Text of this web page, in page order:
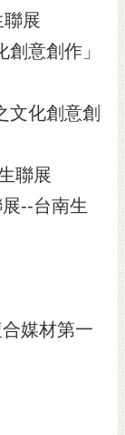
展
意創作」
化創意創
聯展
--台南生
媒材第一